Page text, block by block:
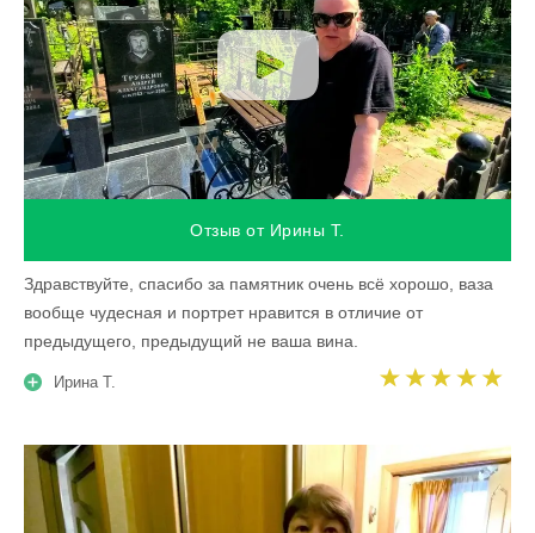
Отзыв от Ирины Т.
Здравствуйте, спасибо за памятник очень всё хорошо, ваза
вообще чудесная и портрет нравится в отличие от
предыдущего, предыдущий не ваша вина.
Ирина Т.